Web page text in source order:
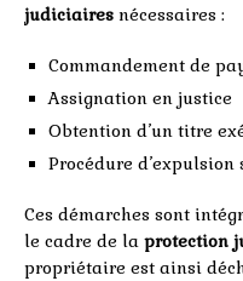
judiciaires nécessaires :
Commandement de
Assignation en justice
Obtention d’un titre
Procédure d’expulsion
Ces démarches sont
le cadre de la protection
propriétaire est ainsi